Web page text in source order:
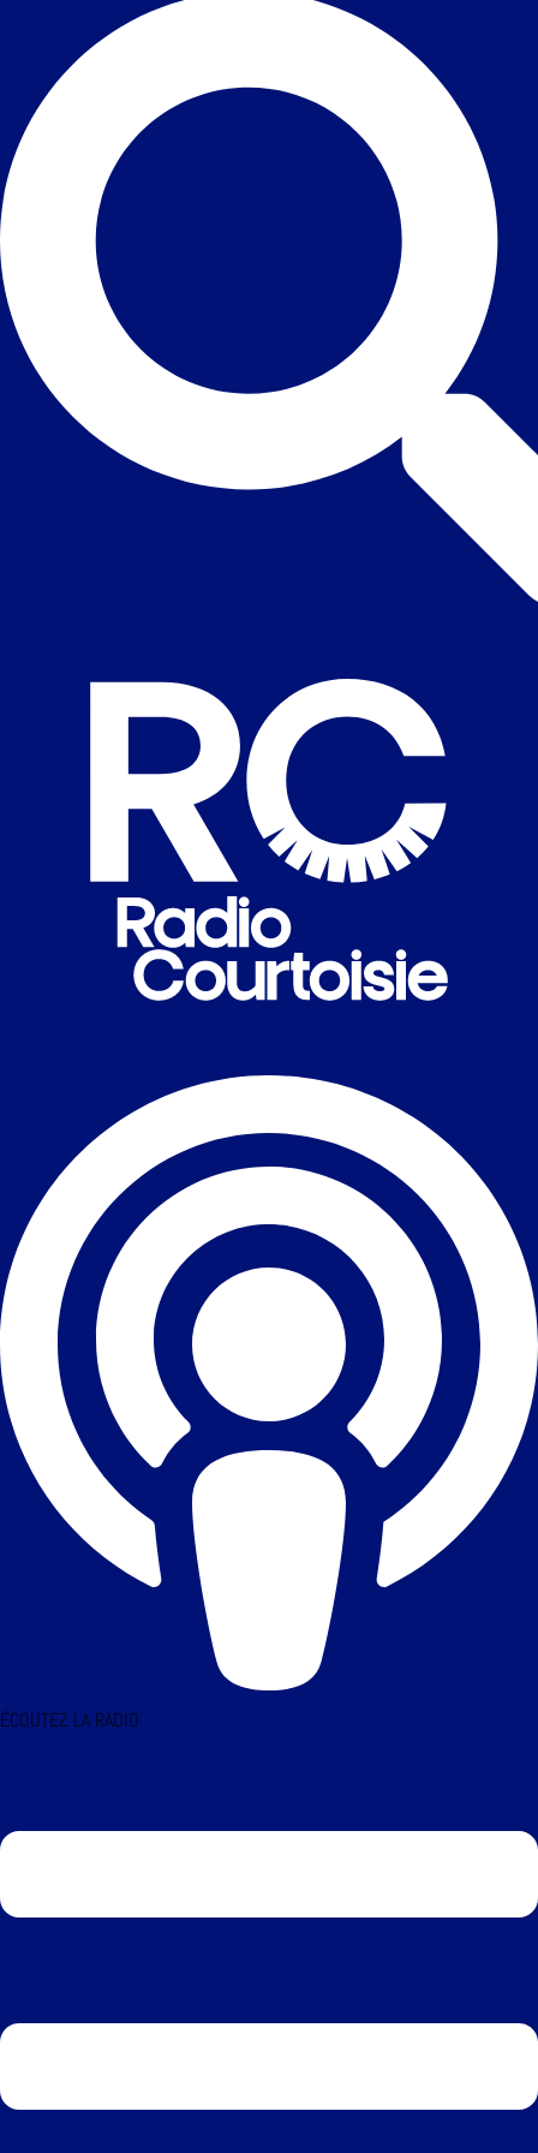
ÉCOUTEZ LA RADIO